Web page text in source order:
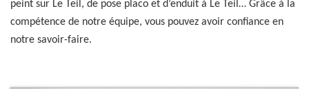
peint sur Le Teil, de pose placo et d’enduit à Le Teil… Grâce à la
compétence de notre équipe, vous pouvez avoir confiance en
notre savoir-faire.